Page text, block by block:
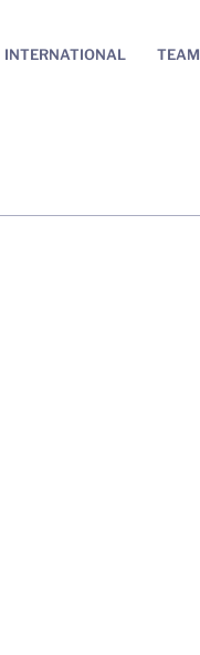
INTERNATIONAL TEAM